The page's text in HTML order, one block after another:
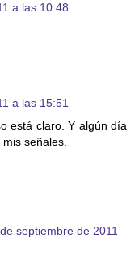
a las 10:48
a las 15:51
está claro. Y algún día
señales.
septiembre de 2011